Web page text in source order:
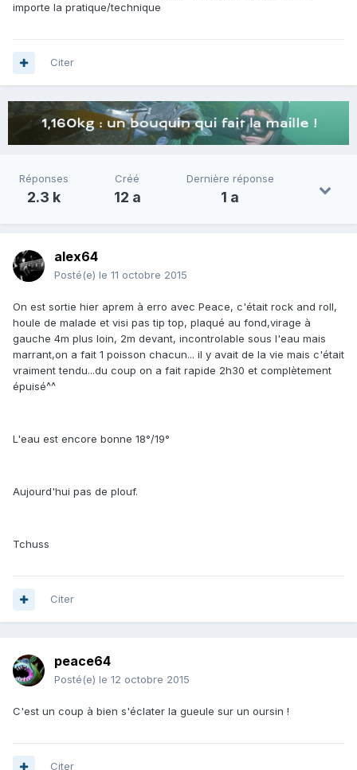
importe la pratique/technique
Citer
Réponses
2.3 k
Créé
12 a
Dernière réponse
1 a
alex64
Posté(e) le 11 octobre 2015
On est sortie hier aprem à erro avec Peace, c'était rock and roll,
houle de malade et visi pas tip top, plaqué au fond,virage à
gauche 4m plus loin, 2m devant, incontrolable sous l'eau mais
marrant,on a fait 1 poisson chacun... il y avait de la vie mais c'était
vraiment tendu...du coup on a fait rapide 2h30 et complètement
épuisé^^
L'eau est encore bonne 18°/19°
Aujourd'hui pas de plouf.
Tchuss
Citer
peace64
Posté(e) le 12 octobre 2015
C'est un coup à bien s'éclater la gueule sur un oursin !
Citer